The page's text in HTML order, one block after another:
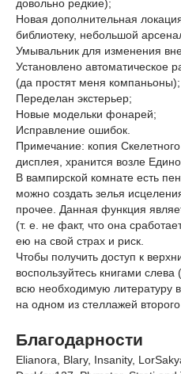
довольно редкие);
Новая дополнительная
библиотеку, небольшой
Умывальник для изменения
Установлено автоматическое
(да простят меня компаньоны);
Переделан экстерьер;
Новые модельки фонарей;
Исправление ошибок.
Примечание: копия
дисплея, хранится возле
В вампирской комнате есть
можно создать зелья
прочее. Данная функция
(т. е. не факт, что она
ею на свой страх и риск.
Чтобы получить доступ к
воспользуйтесь книгами
всю необходимую литературу
на одном из стеллажей
Благодарности
Elianora, Blary, Insanity,